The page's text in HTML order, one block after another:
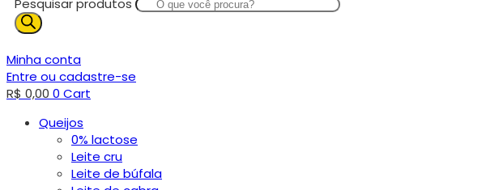
Minha conta
Entre ou cadastre-se
R$ 0,00 0 Cart
Queijos
0% lactose
Leite cru
Leite de búfala